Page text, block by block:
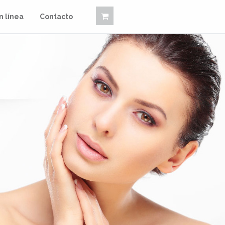
línea Contacto